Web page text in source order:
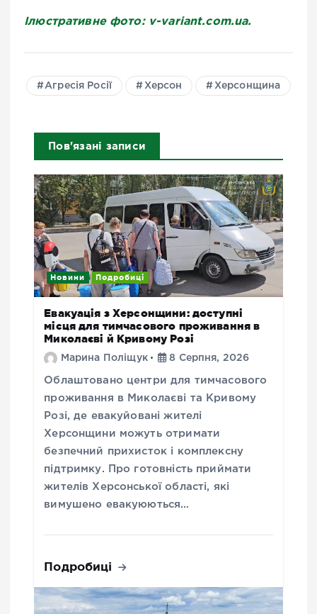
Ілюстративне фото: v-variant.com.ua.
Агресія Росії Херсон Херсонщина
Пов'язані записи
Новини Подробиці
Евакуація з Херсонщини: доступні
місця для тимчасового проживання в
Миколаєві й Кривому Розі
Марина Поліщук 8 Серпня, 2026
Облаштовано центри для тимчасового
проживання в Миколаєві та Кривому
Розі, де евакуйовані жителі
Херсонщини можуть отримати
безпечний прихисток і комплексну
підтримку. Про готовність приймати
жителів Херсонської області, які
вимушено евакуюються…
Подробиці